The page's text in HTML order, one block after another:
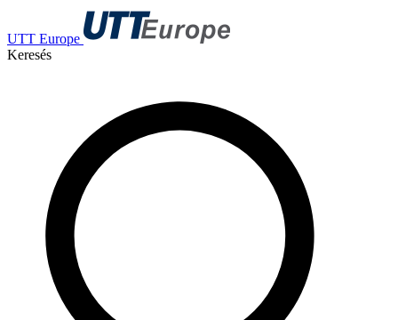
UTT Europe
Keresés